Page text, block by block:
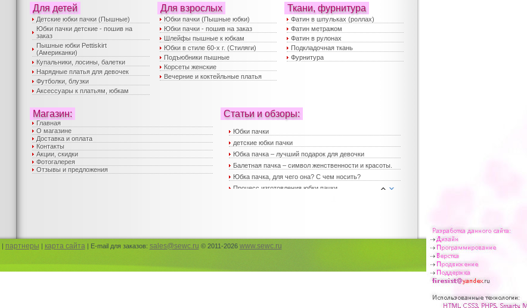
Для детей
Детские юбки пачки (Пышные)
Юбки пачки детские - пошив на
заказ
Пышные юбки Pettiskirt
(Американки)
Купальники, лосины, балетки
Нарядные платья для девочек
Футболки, блузки
Аксессуары к платьям, юбкам
Для взрослых
Юбки пачки (Пышные юбки)
Юбки пачки - пошив на заказ
Шлейфы пышные к юбкам
Юбки в стиле 60-х г. (Стиляги)
Подъюбники пышные
Корсеты женские
Вечерние и коктейльные платья
Ткани, фурнитура
Фатин в шпульках (роллах)
Фатин метражом
Фатин в рулонах
Подкладочная ткань
Фурнитура
Магазин:
Главная
О магазине
Доставка и оплата
Контакты
Акции, скидки
Фотогалерея
Отзывы и предложения
Статьи и обзоры:
Юбки пачки
детские юбки пачки
Юбка пачка – лучший подарок для девочки
Балетная пачка – символ женственности и красоты.
Юбка пачка, для чего она? С чем носить?
Процесс изготовления юбки пачки
Детские юбки пачки – лучший выбор для праздника
| партнеры | карта сайта | E-mail для заказов: sales@sewc.ru © 2011-2026 www.sewc.ru